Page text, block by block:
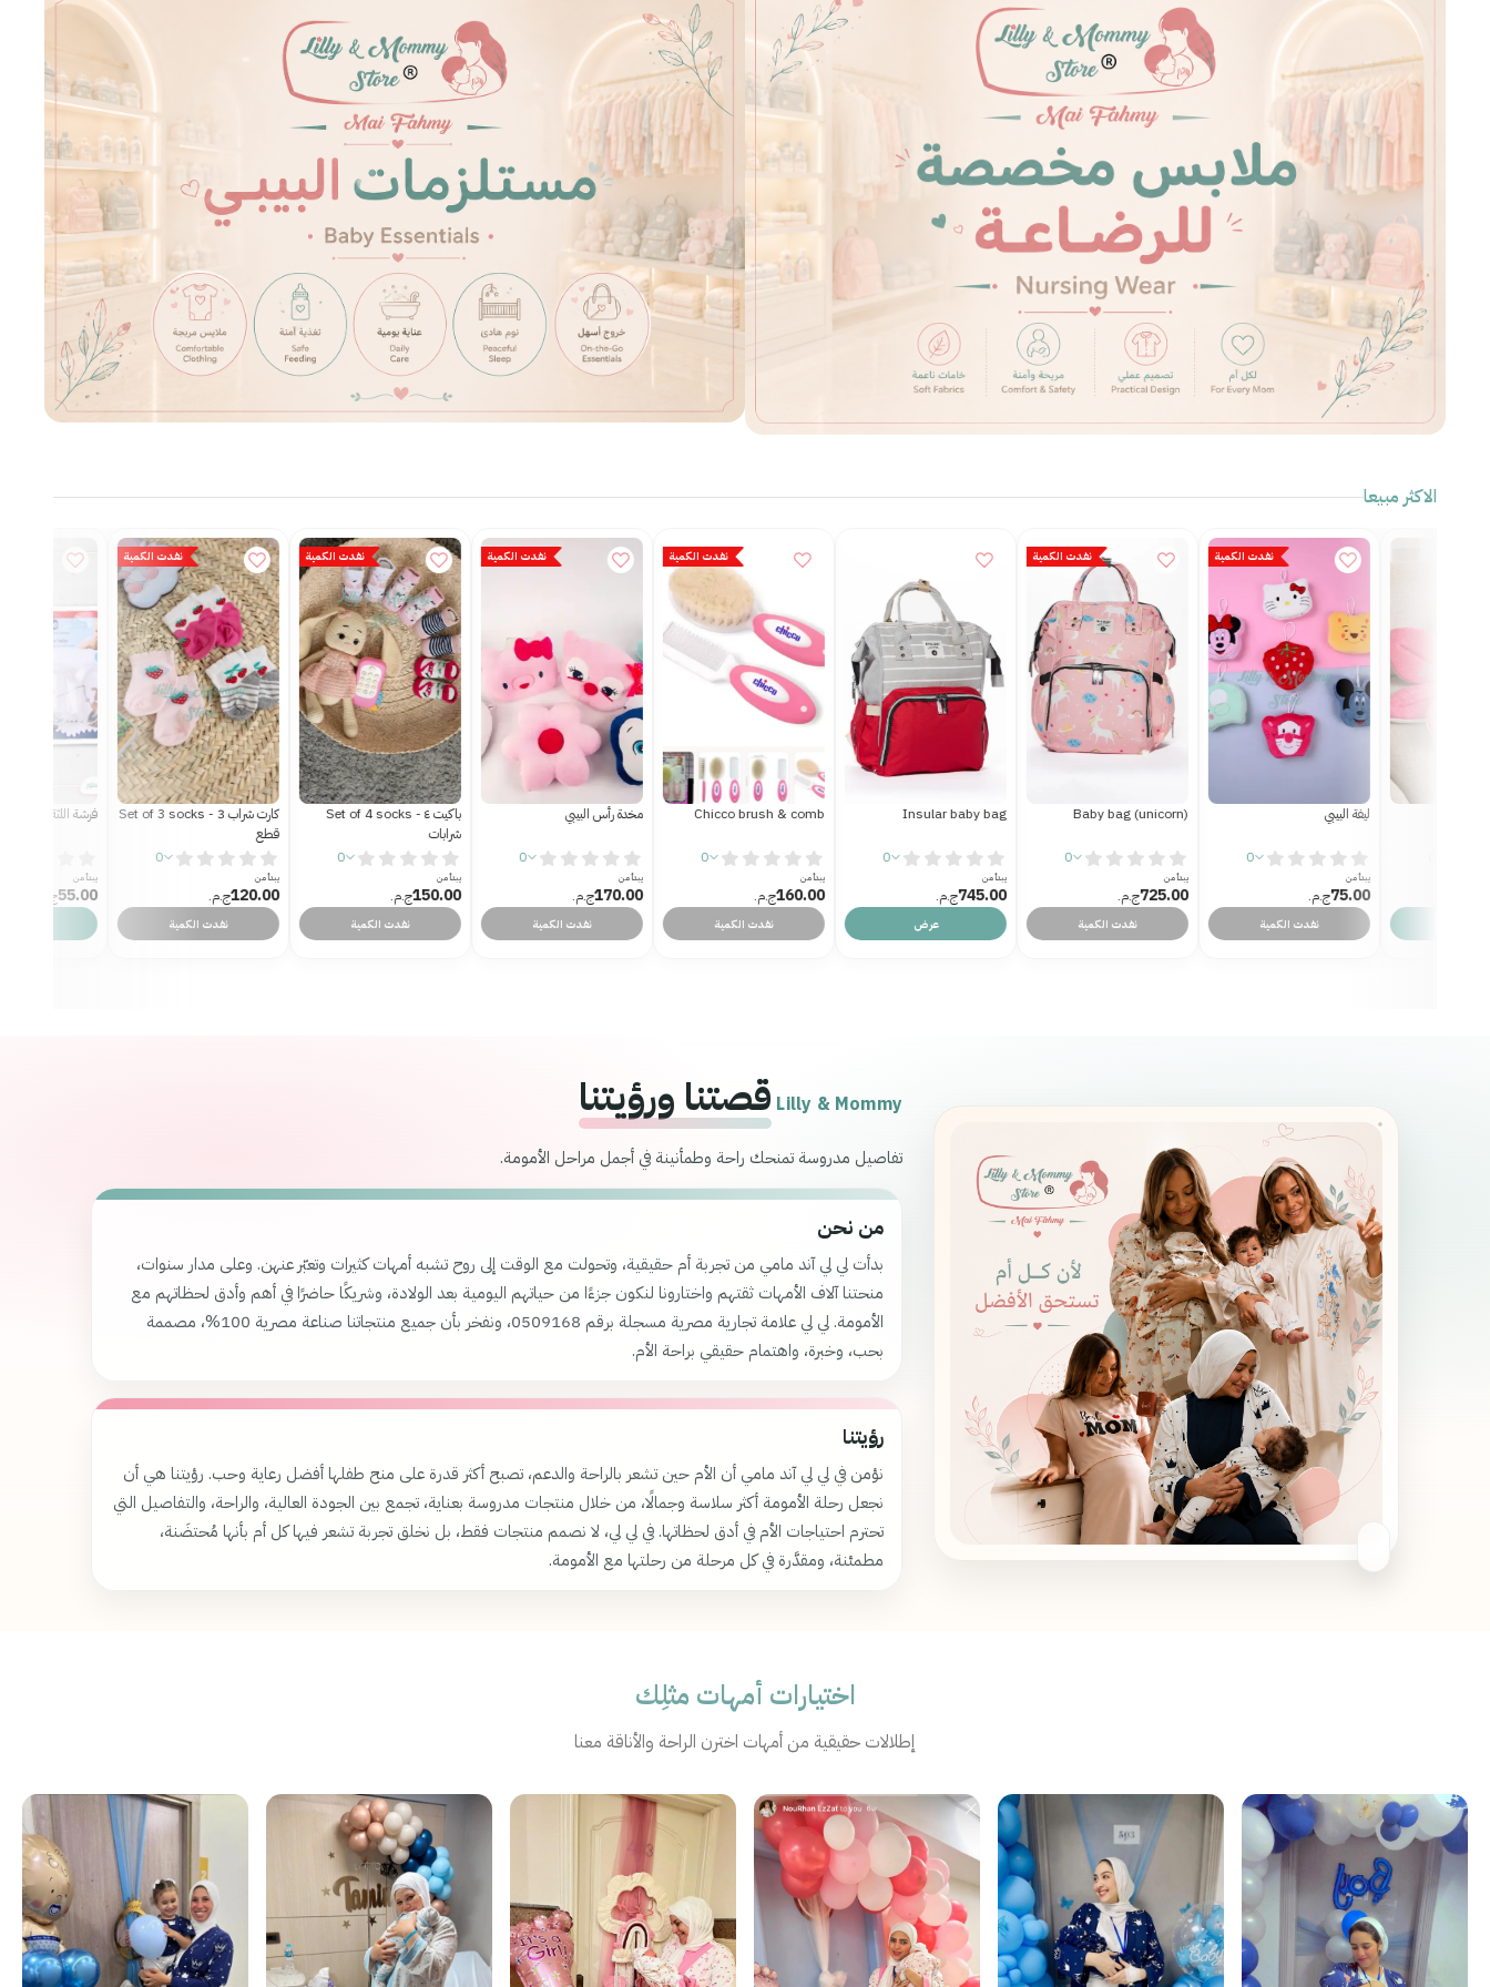
الاكثر مبيعا
نفدت الكمية
Baby bag (unicorn)
0
يبدأ من
725.00ج.م.‏
نفدت الكمية
Insular baby bag
0
يبدأ من
745.00ج.م.‏
عرض
Chicco brush & comb
0
يبدأ من
160.00ج.م.‏
نفدت الكمية
نفدت الكمية
مخدة رأس البيبي
0
يبدأ من
170.00ج.م.‏
نفدت الكمية
نفدت الكمية
Set of 4 socks - باكيت ٤
0
يبدأ من
150.00ج.م.‏
نفدت الكمية
نفدت الكمية
Set of 3 socks - كارت شراب 3
قطع
0
يبدأ من
120.00ج.م.‏
نفدت الكمية
فرشة اللثة
0
يبدأ من
55.00ج.م.‏
عرض
Shower cap - شاور كاب فوم
يبدأ من
70.00ج.م.‏
Lilly & Mommy قصتنا ورؤيتنا
تفاصيل مدروسة تمنحك راحة وطمأنينة في أجمل مراحل الأمومة.
من نحن
بدأت لي لي آند مامي من تجربة أم حقيقية، وتحولت مع الوقت إلى روح تشبه أمهات كثيرات وتعبّر عنهن. وعلى مدار سنوات،
منحتنا آلاف الأمهات ثقتهم واختارونا لنكون جزءًا من حياتهم اليومية بعد الولادة، وشريكًا حاضرًا في أهم وأدق لحظاتهم مع
الأمومة. لي لي علامة تجارية مصرية مسجلة برقم 0509168، ونفخر بأن جميع منتجاتنا صناعة مصرية 100%، مصممة
بحب، وخبرة، واهتمام حقيقي براحة الأم.
رؤيتنا
نؤمن في لي لي آند مامي أن الأم حين تشعر بالراحة والدعم، تصبح أكثر قدرة على منح طفلها أفضل رعاية وحب. رؤيتنا هي أن
نجعل رحلة الأمومة أكثر سلاسة وجمالًا، من خلال منتجات مدروسة بعناية، تجمع بين الجودة العالية، والراحة، والتفاصيل التي
تحترم احتياجات الأم في أدق لحظاتها. في لي لي، لا نصمم منتجات فقط، بل نخلق تجربة تشعر فيها كل أم بأنها مُحتضَنة،
مطمئنة، ومقدَّرة في كل مرحلة من رحلتها مع الأمومة.
اختيارات أمهات مثلِك
إطلالات حقيقية من أمهات اخترن الراحة والأناقة معنا